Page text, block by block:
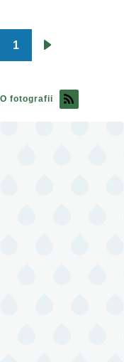
Pagination
1
O fotografii